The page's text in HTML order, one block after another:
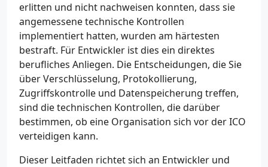
erlitten und nicht nachweisen konnten, dass sie
angemessene technische Kontrollen
implementiert hatten, wurden am härtesten
bestraft. Für Entwickler ist dies ein direktes
berufliches Anliegen. Die Entscheidungen, die Sie
über Verschlüsselung, Protokollierung,
Zugriffskontrolle und Datenspeicherung treffen,
sind die technischen Kontrollen, die darüber
bestimmen, ob eine Organisation sich vor der ICO
verteidigen kann.
Dieser Leitfaden richtet sich an Entwickler und